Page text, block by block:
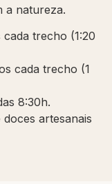
a natureza.
trecho (1:20
cada trecho (1
8:30h.
artesanais